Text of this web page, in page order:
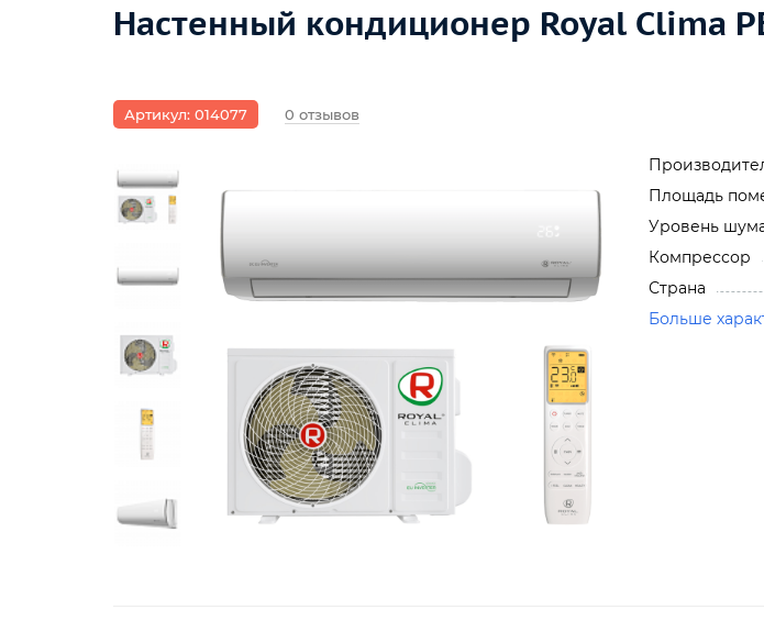
Настенный кондиционер Royal Clima
Артикул: 014077 0 отзывов
Площадь
Уровень
Компрессор
Страна
Больше